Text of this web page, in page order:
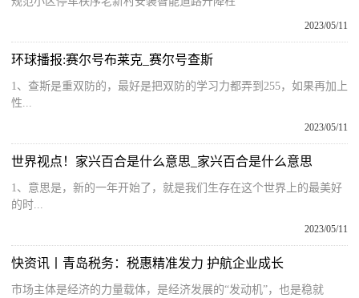
2023/05/11
环球播报:赛尔号布莱克_赛尔号查斯
1、查斯是重双防的，最好是把双防的学习力都弄到255，如果再加上
性...
2023/05/11
世界视点！家兴百合是什么意思_家兴百合是什么意思
1、意思是，新的一年开始了，就是我们生存在这个世界上的最美好
的时...
2023/05/11
快资讯丨青岛税务：税惠精准发力 护航企业成长
市场主体是经济的力量载体，是经济发展的“发动机”，也是稳就